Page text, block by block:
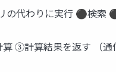
の代わりに実行 ⚫検索
③計算結果を返す （